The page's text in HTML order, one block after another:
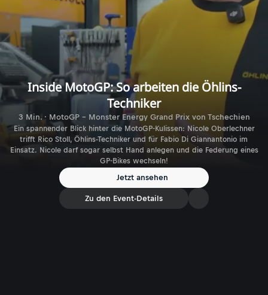
Inside MotoGP: So arbeiten die Öhlins-
Techniker
3 Min. · MotoGP - Monster Energy Grand Prix von Tschechien
Ein spannender Blick hinter die MotoGP-Kulissen: Nicole Oberlechner
trifft Rico Stoll, Öhlins-Techniker und für Fabio Di Giannantonio im
Einsatz. Nicole darf sogar selbst Hand anlegen und die Federung eines
GP-Bikes wechseln!
Jetzt ansehen
Zu den Event-Details